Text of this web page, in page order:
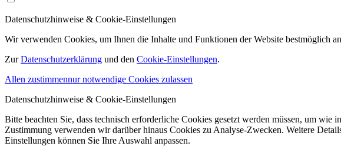
Datenschutzhinweise & Cookie-Einstellungen
Wir verwenden Cookies, um Ihnen die Inhalte und Funktionen der Website bestmöglich
ZurDatenschutzerklärung und den Cookie-Einstellungen.
Allen zustimmennur notwendige Cookies zulassen
Datenschutzhinweise & Cookie-Einstellungen
Bitte beachten Sie, dass technisch erforderliche Cookies gesetzt werden müssen, um wie
Zustimmung verwenden wir darüber hinaus Cookies zu Analyse-Zwecken. Weitere
Einstellungen können Sie Ihre Auswahl anpassen.